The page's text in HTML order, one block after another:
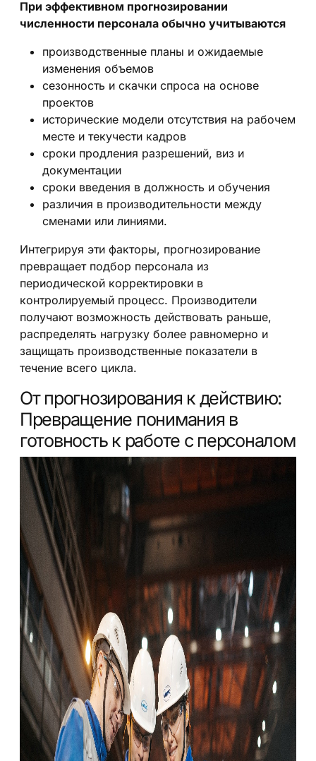
При эффективном прогнозировании
численности персонала обычно учитываются
производственные планы и ожидаемые
изменения объемов
сезонность и скачки спроса на основе
проектов
исторические модели отсутствия на рабочем
месте и текучести кадров
сроки продления разрешений, виз и
документации
сроки введения в должность и обучения
различия в производительности между
сменами или линиями.
Интегрируя эти факторы, прогнозирование
превращает подбор персонала из
периодической корректировки в
контролируемый процесс. Производители
получают возможность действовать раньше,
распределять нагрузку более равномерно и
защищать производственные показатели в
течение всего цикла.
От прогнозирования к действию:
Превращение понимания в
готовность к работе с персоналом